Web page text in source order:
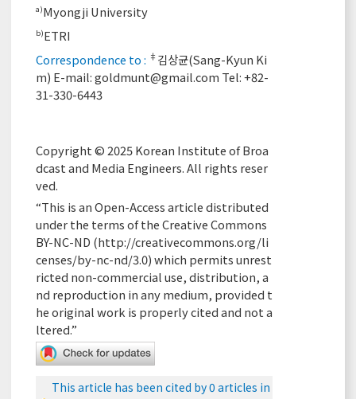
a)Myongji University
b)ETRI
Correspondence to : ‡ 김상균(Sang-Kyun Ki
m) E-mail:goldmunt@gmail.com Tel: +82-
31-330-6443
Copyright © 2025 Korean Institute of Broa
dcast and Media Engineers. All rights reser
ved.
“This is an Open-Access article distributed
under the terms of the Creative Commons
BY-NC-ND (http://creativecommons.org/li
censes/by-nc-nd/3.0) which permits unrest
ricted non-commercial use, distribution, a
nd reproduction in any medium, provided t
he original work is properly cited and not a
ltered.”
This article has been cited by 0 articles in